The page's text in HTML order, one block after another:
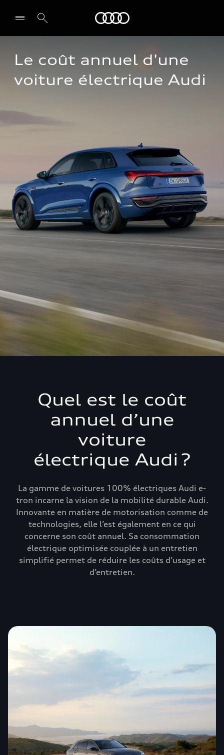
Le coût annuel d'une
voiture électrique Audi
Quel est le coût
annuel d’une
voiture
électrique Audi ?
La gamme de voitures 100% électriques Audi e-
tron incarne la vision de la mobilité durable Audi.
Innovante en matière de motorisation comme de
technologies, elle l’est également en ce qui
concerne son coût annuel. Sa consommation
électrique optimisée couplée à un entretien
simplifié permet de réduire les coûts d’usage et
d’entretien.